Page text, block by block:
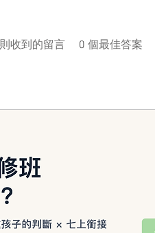
則收到的留言 0 個最佳答案